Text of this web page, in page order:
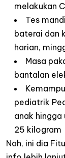
melakukan
Tes
baterai dan
harian,
Masa
bantalan
pediatrik
anak hingga
25 kilogram
Nah, ini dia